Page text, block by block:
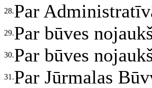
28.Par
29.Par būves
30.Par būves
31.Par Jūrmalas